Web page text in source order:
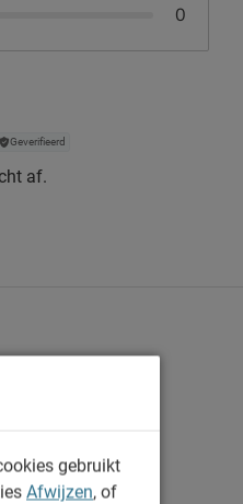
0
Geverifieerd
af.
gebruikt
Afwijzen, of